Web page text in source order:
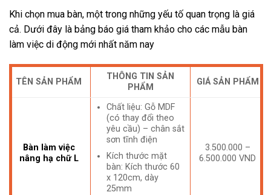
Khi chọn mua bàn, một trong những yếu tố quan trọng là giá
cả. Dưới đây là bảng báo giá tham khảo cho các mẫu bàn
làm việc di động mới nhất năm nay
TÊN SẢN PHẨM
THÔNG TIN SẢN
PHẨM
GIÁ SẢN PHẨM
Bàn làm việc
nâng hạ chữ L
Chất liệu: Gỗ MDF
(có thay đổi theo
yêu cầu) – chân sắt
sơn tĩnh điện
Kích thước mặt
bàn: Kích thước 60
x 120cm, dày
25mm
3.500.000 –
6.500.000 VND